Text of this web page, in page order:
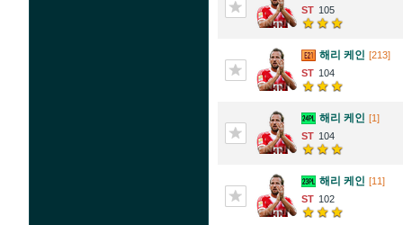
105
해리 케인 [213]
104
해리 케인 [1]
104
해리 케인 [11]
102